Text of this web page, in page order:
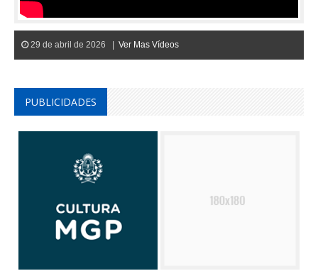
29 de abril de 2026 | Ver Mas Vídeos
PUBLICIDADES